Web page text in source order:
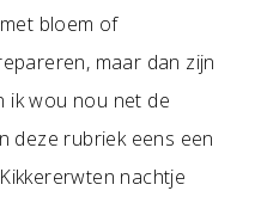
bloem of
maar dan zijn
ik wou nou net de
deze rubriek eens een
nachtje